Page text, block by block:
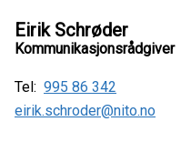
Eirik Schrøder
Kommunikasjonsrådgiver
Tel: 995 86 342
eirik.schroder@nito.no